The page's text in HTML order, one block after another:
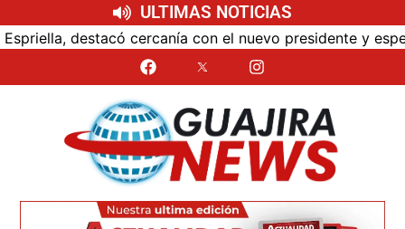
ULTIMAS NOTICIAS
con el nuevo presidente y espera resultados para La